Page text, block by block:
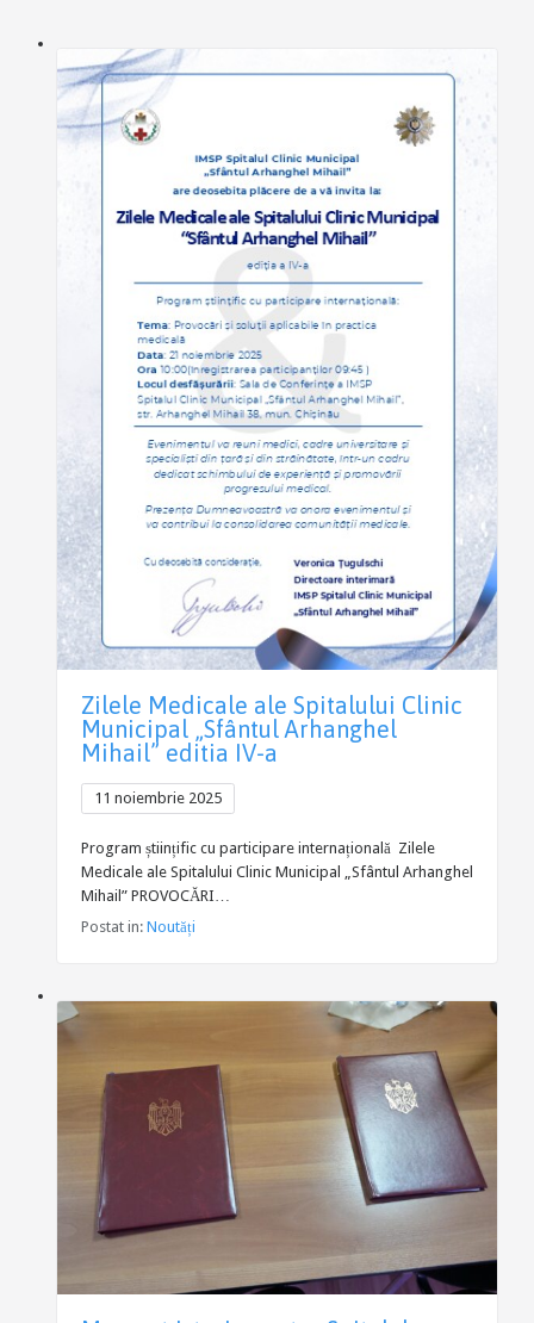
Zilele Medicale ale Spitalului Clinic
Municipal „Sfântul Arhanghel
Mihail” editia IV-a
11 noiembrie 2025
Program științific cu participare internațională Zilele
Medicale ale Spitalului Clinic Municipal „Sfântul Arhanghel
Mihail” PROVOCĂRI…
Postat in: Noutăți